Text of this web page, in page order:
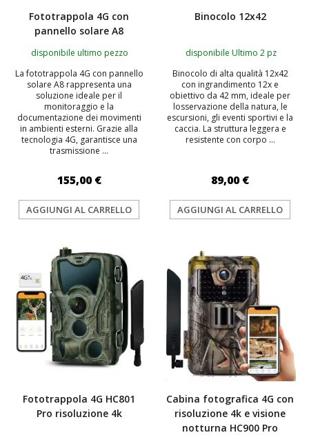
Fototrappola 4G con
pannello solare A8
disponibile ultimo pezzo
La fototrappola 4G con pannello
solare A8 rappresenta una
soluzione ideale per il
monitoraggio e la
documentazione dei movimenti
in ambienti esterni. Grazie alla
tecnologia 4G, garantisce una
trasmissione ...
155,00 €
AGGIUNGI AL CARRELLO
Binocolo 12x42
disponibile Ultimo 2 pz
Binocolo di alta qualità 12x42
con ingrandimento 12x e
obiettivo da 42 mm, ideale per
losservazione della natura, le
escursioni, gli eventi sportivi e la
caccia. La struttura leggera e
resistente con corpo ...
89,00 €
AGGIUNGI AL CARRELLO
Fototrappola 4G HC801
Pro risoluzione 4k
Cabina fotografica 4G con
risoluzione 4k e visione
notturna HC900 Pro